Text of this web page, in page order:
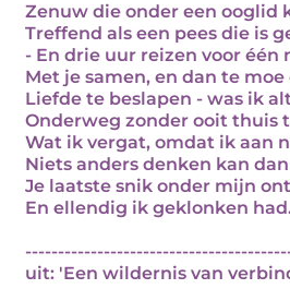
Zenuw die onder een ooglid
Treffend als een pees die is
- En drie uur reizen voor één
Met je samen, en dan te
Liefde te beslapen - was ik
Onderweg zonder ooit thuis
Wat ik vergat, omdat ik aan
Niets anders denken kan
Je laatste snik onder mijn
En ellendig ik geklonken
uit: 'Een wildernis van